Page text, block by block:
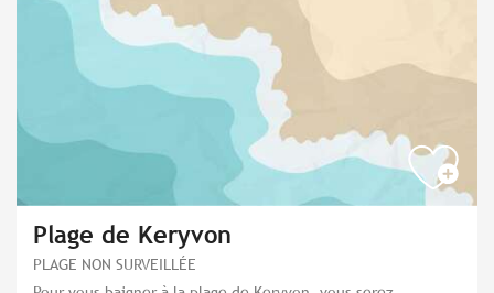
Plage de Keryvon
PLAGE NON SURVEILLÉE